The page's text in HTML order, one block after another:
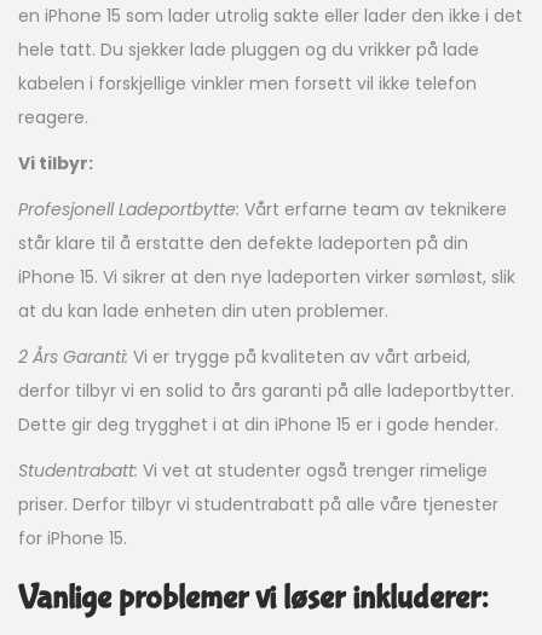
en iPhone 15 som lader utrolig sakte eller lader den ikke i det
hele tatt. Du sjekker lade pluggen og du vrikker på lade
kabelen i forskjellige vinkler men forsett vil ikke telefon
reagere.
Vi tilbyr:
Profesjonell Ladeportbytte: Vårt erfarne team av teknikere
står klare til å erstatte den defekte ladeporten på din
iPhone 15. Vi sikrer at den nye ladeporten virker sømløst, slik
at du kan lade enheten din uten problemer.
2 Års Garanti: Vi er trygge på kvaliteten av vårt arbeid,
derfor tilbyr vi en solid to års garanti på alle ladeportbytter.
Dette gir deg trygghet i at din iPhone 15 er i gode hender.
Studentrabatt: Vi vet at studenter også trenger rimelige
priser. Derfor tilbyr vi studentrabatt på alle våre tjenester
for iPhone 15.
Vanlige problemer vi løser inkluderer: